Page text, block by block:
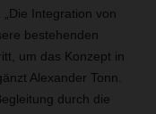
Integration von
bestehenden
um das Konzept in
Alexander Tonn.
durch die